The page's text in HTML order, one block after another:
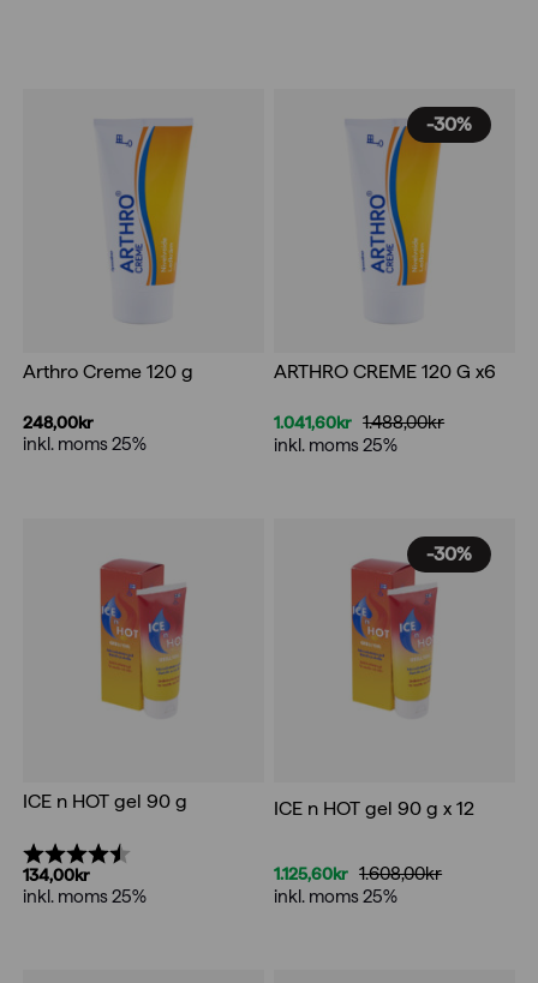
Arthro Creme 120 g
248,00kr
inkl. moms 25%
-30%
ARTHRO CREME 120 G x6
1.488,00kr
Det
1.041,60kr
Det
inkl. moms 25%
ICE n HOT gel 90 g
Betyg:
134,00kr
inkl. moms 25%
-30%
ICE n HOT gel 90 g x 12
1.608,00kr
Det
1.125,60kr
Det
inkl. moms 25%